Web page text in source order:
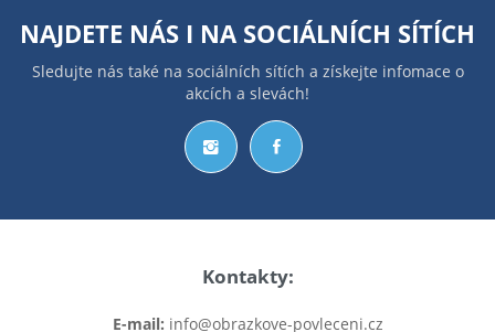
NAJDETE NÁS I NA SOCIÁLNÍCH SÍTÍCH
Sledujte nás také na sociálních sítích a získejte infomace o
akcích a slevách!
Kontakty:
E-mail: info@obrazkove-povleceni.cz